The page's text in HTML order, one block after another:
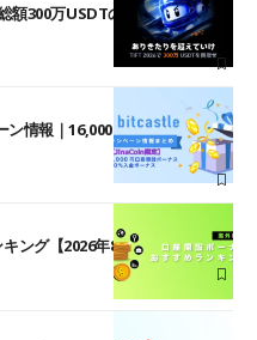
300万USDTのレースとして復
情報｜16,000円口座開設ボーナ
ング【2026年8月最新】